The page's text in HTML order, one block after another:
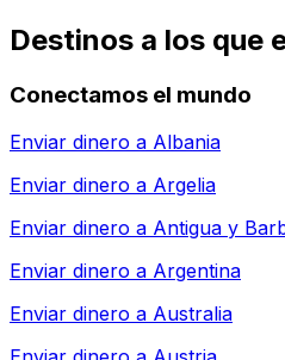
Destinos a los que
Conectamos el mundo
Enviar dinero a Albania
Enviar dinero a Argelia
Enviar dinero a Antigua y
Enviar dinero a Argentina
Enviar dinero a Australia